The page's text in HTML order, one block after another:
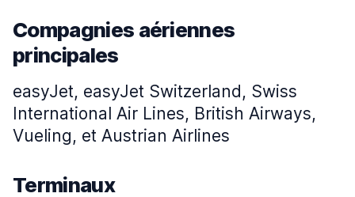
Compagnies aériennes
principales
easyJet, easyJet Switzerland, Swiss
International Air Lines, British Airways,
Vueling, et Austrian Airlines
Terminaux